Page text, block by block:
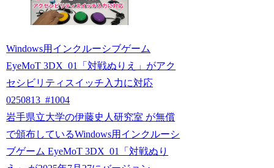
Windows用インクルーシブゲーム
EyeMoT 3DX_01「対戦ぬりえ」がアク
セシビリティスイッチ入力に対応
0250813_#1004
岩手県立大学の伊藤史人研究室 が無償
で頒布しているWindows用インクルーシ
ブゲーム EyeMoT 3DX_01「対戦ぬり